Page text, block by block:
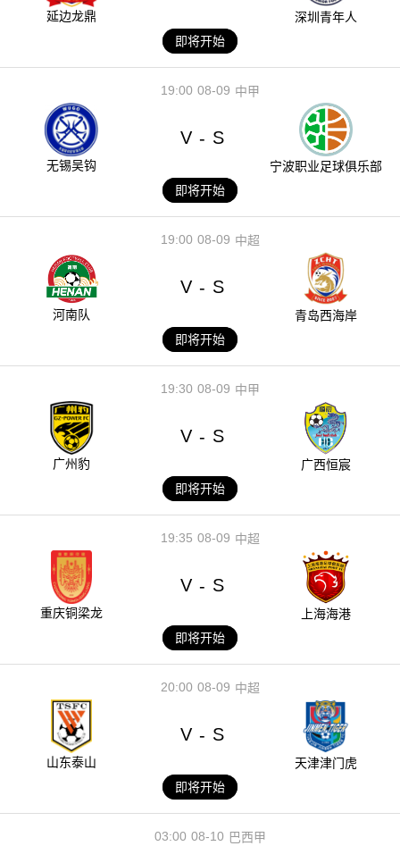
延边龙鼎
深圳青年人
即将开始
08-09
19:00 中甲
无锡吴钩
V - S
宁波职业足球俱乐部
即将开始
08-09
19:00 中超
河南队
V - S
青岛西海岸
即将开始
08-09
19:30 中甲
广州豹
V - S
广西恒宸
即将开始
08-09
19:35 中超
重庆铜梁龙
V - S
上海海港
即将开始
08-09
20:00 中超
山东泰山
V - S
天津津门虎
即将开始
08-10
03:00 巴西甲